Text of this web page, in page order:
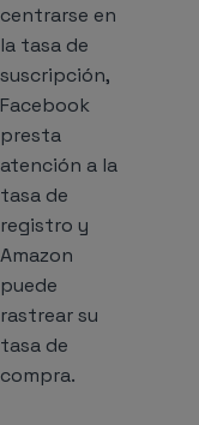
centrarse en
la tasa de
suscripción,
Facebook
presta
atención a la
tasa de
registro y
Amazon
puede
rastrear su
tasa de
compra.